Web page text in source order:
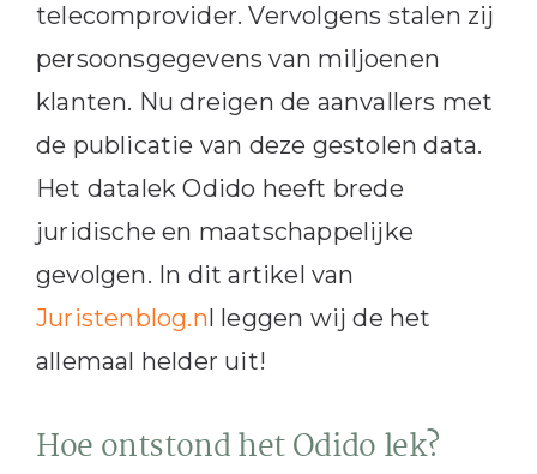
telecomprovider. Vervolgens stalen zij
persoonsgegevens van miljoenen
klanten. Nu dreigen de aanvallers met
de publicatie van deze gestolen data.
Het datalek Odido heeft brede
juridische en maatschappelijke
gevolgen. In dit artikel van
Juristenblog.nl leggen wij de het
allemaal helder uit!
Hoe ontstond het Odido lek?